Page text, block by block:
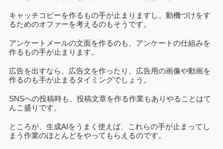
キャッチコピーを作るもの手が止まりますし、動機づけをす
るためのオファーを考えるのもそうです。
アンケートメールの文面を作るのも、アンケートの仕組みを
作るもの手が止まります。
広告を出すなら、広告文を作ったり、広告用の画像や動画を
作るのも手が止まるタイミングでしょう。
SNSへの投稿時も、投稿文章を作る作業もありやることはて
んこ盛りです。
ところが、生成AIをうまく使えば、これらの手が止まってし
まう作業のほとんどをやってもらえるのです。